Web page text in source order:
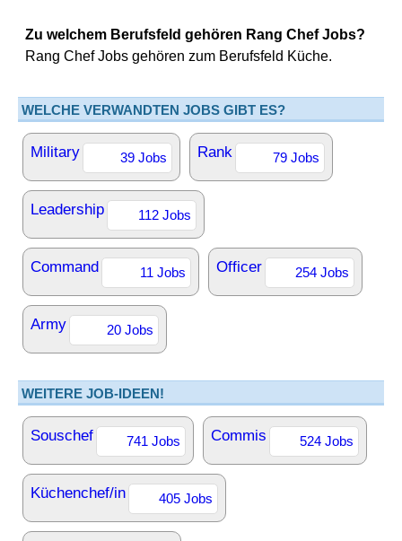
Zu welchem Berufsfeld gehören Rang Chef Jobs?
Rang Chef Jobs gehören zum Berufsfeld Küche.
WELCHE VERWANDTEN JOBS GIBT ES?
Military 39 Jobs Rank 79 Jobs
Leadership 112 Jobs
Command 11 Jobs Officer 254 Jobs
Army 20 Jobs
WEITERE JOB-IDEEN!
Souschef 741 Jobs Commis 524 Jobs
Küchenchef/in 405 Jobs